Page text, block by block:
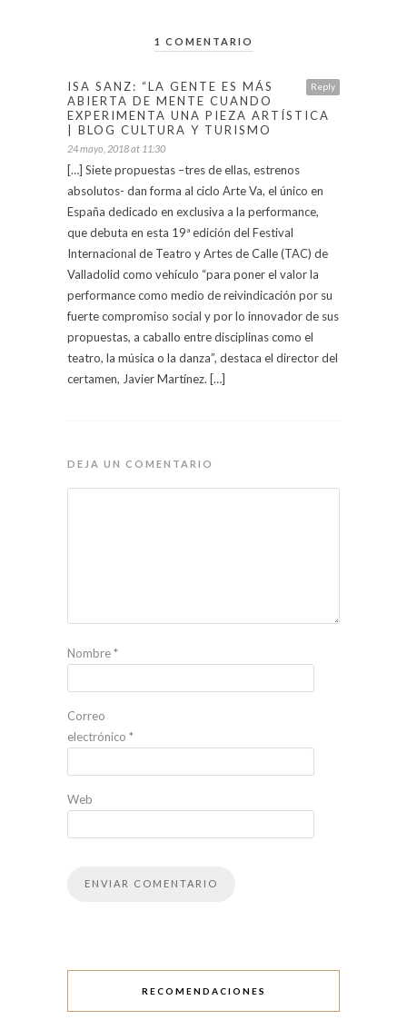
1 COMENTARIO
Reply
ISA SANZ: “LA GENTE ES MÁS
ABIERTA DE MENTE CUANDO
EXPERIMENTA UNA PIEZA ARTÍSTICA
| BLOG CULTURA Y TURISMO
24 mayo, 2018 at 11:30
[…] Siete propuestas –tres de ellas, estrenos
absolutos- dan forma al ciclo Arte Va, el único en
España dedicado en exclusiva a la performance,
que debuta en esta 19ª edición del Festival
Internacional de Teatro y Artes de Calle (TAC) de
Valladolid como vehículo “para poner el valor la
performance como medio de reivindicación por su
fuerte compromiso social y por lo innovador de sus
propuestas, a caballo entre disciplinas como el
teatro, la música o la danza”, destaca el director del
certamen, Javier Martínez. […]
DEJA UN COMENTARIO
Nombre*
Correo
electrónico *
Web
RECOMENDACIONES